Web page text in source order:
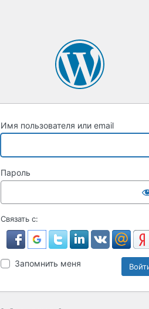
Имя пользователя или email
Пароль
Связать с:
Запомнить меня